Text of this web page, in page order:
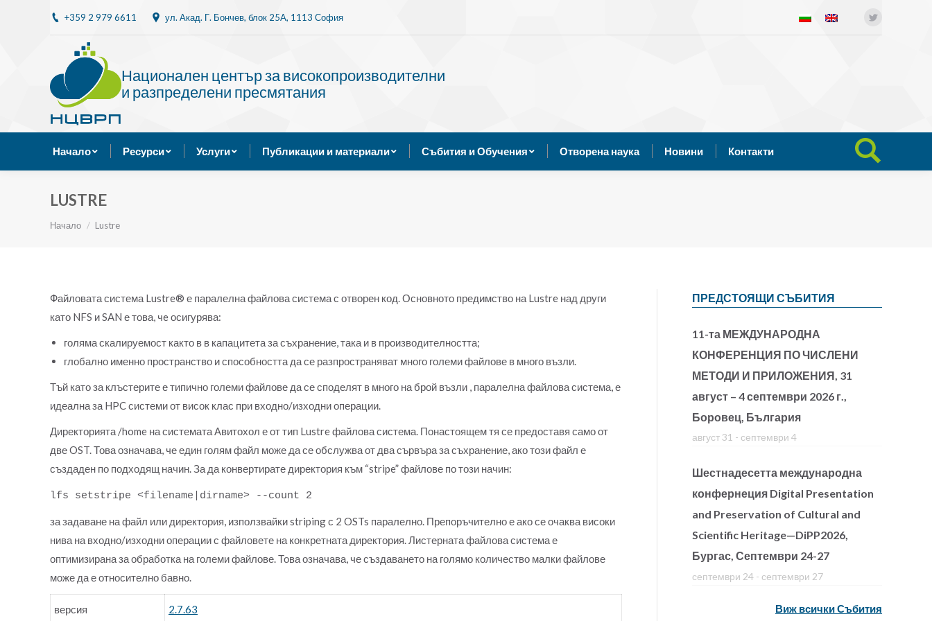
+359 2 979 6611 ул. Акад. Г. Бончев, блок 25A, 1113 София
Национален център за високопроизводителни
и разпределени пресмятания
Начало Ресурси Услуги Публикации и материали Събития и Обучения Отворена наука Новини Контакти Search:
LUSTRE
Ти си тук:
Начало Lustre
Файловата система Lustre® е паралелна файлова система с отворен код. Основното предимство на Lustre над други
като NFS и SAN е това, чe осигурява:
голяма скалируемост както в в капацитета за съхранение, така и в производителността;
глобално именно пространство и способността да се разпространяват много големи файлове в много възли.
Тъй като за клъстерите е типично големи файлове да се споделят в много на брой възли , паралелна файлова система, е
идеална за HPC системи от висок клас при входно/изходни операции.
Директорията /home на системата Авитохол е от тип Lustre файлова система. Понастоящем тя се предоставя само от
две OST. Това означава, че един голям файл може да се обслужва от два сървъра за съхранение, ако този файл е
създаден по подходящ начин. За да конвертирате директория към “stripe” файлове по този начин:
lfs setstripe <filename|dirname> --count 2
за задаване на файл или директория, използвайки striping с 2 OSTs паралелно. Препоръчително е ако се очаква високи
нива на входно/изходни операции с файловете на конкретната директория. Листерната файлова система е
оптимизирана за обработка на големи файлове. Това означава, че създаването на голямо количество малки файлове
може да е относително бавно.
версия 2.7.63
ПРЕДСТОЯЩИ СЪБИТИЯ
11-та МЕЖДУНАРОДНА
КОНФЕРЕНЦИЯ ПО ЧИСЛЕНИ
МЕТОДИ И ПРИЛОЖЕНИЯ, 31
август – 4 септември 2026 г.,
Боровец, България
август 31 - септември 4
Шестнадесетта международна
конфернеция Digital Presentation
and Preservation of Cultural and
Scientific Heritage—DiPP2026,
Бургас, Септември 24-27
септември 24 - септември 27
Виж всички Събития
Начало Ресурси Услуги Новини
Search: